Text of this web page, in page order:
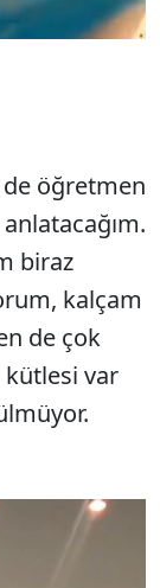
öğretmen
biraz
kalçam
de çok
kütlesi var